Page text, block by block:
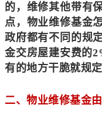
的，维修其他带有
点，物业维修基金
政府都有不同的规
金交房屋建安费的
有的地方干脆就规
二、物业维修基金